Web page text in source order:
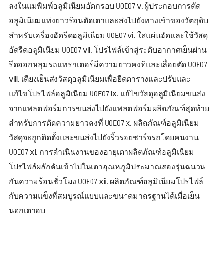
ลงในแม่พิมพ์อลูมิเนียมอัดกรอบ U0E07 ⅴ. ผู้ประกอบการตัด
อลูมิเนียมแท่งยาวร้อนตัดเตาและส่งไปยังทางเข้าของวัตถุดิบ
สำหรับเครื่องอัดรีดอลูมิเนียม U0E07 ⅵ. ใส่แผ่นอัดและใช้วัสดุ
อัดรีดอลูมิเนียม U0E07 ⅶ. โปรไฟล์เข้าสู่ระดับอากาศเย็นผ่าน
รีดออกหลุมรถแทรกเตอร์มีความยาวคงที่และเลื่อยตัด U0E07
ⅷ. เตียงเย็นส่งวัสดุอลูมิเนียมเพื่อยืดตารางและปรับและ
แก้ไขโปรไฟล์อลูมิเนียม U0E07 ⅸ. แก้ไขวัสดุอลูมิเนียมขนส่ง
จากแพลตฟอร์มการขนส่งไปยังแพลตฟอร์มผลิตภัณฑ์สุดท้าย
สำหรับการตัดความยาวคงที่ U0E07 ⅹ. ผลิตภัณฑ์อลูมิเนียม
วัสดุจะถูกติดตั้งและขนส่งไปยังริ้วรอยชาร์จรถโดยคนงาน
U0E07 ⅹⅰ. การดำเนินงานของอายุเตาผลิตภัณฑ์อลูมิเนียม
โปรไฟล์ผลักดันเข้าไปในเตาอุณหภูมิประมาณสองรุ่นฉนวน
กันความร้อนชั่วโมง U0E07 ⅹⅱ. ผลิตภัณฑ์อลูมิเนียมโปรไฟล์
กับความแข็งที่สมบูรณ์แบบและขนาดมาตรฐานได้เมื่อเย็น
นอกเตาอบ